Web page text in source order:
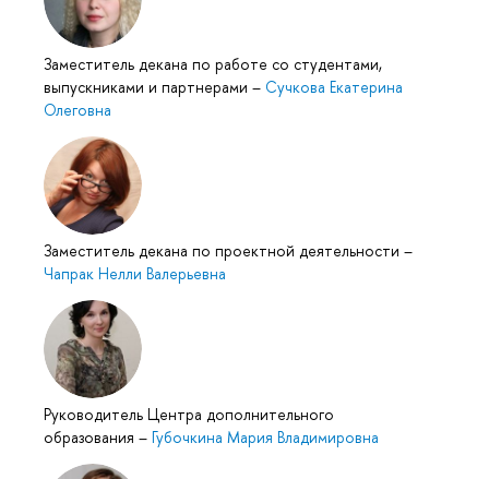
Заместитель декана по работе со студентами,
выпускниками и партнерами – Сучкова Екатерина
Олеговна
Заместитель декана по проектной деятельности –
Чапрак Нелли Валерьевна
Руководитель Центра дополнительного
образования – Губочкина Мария Владимировна